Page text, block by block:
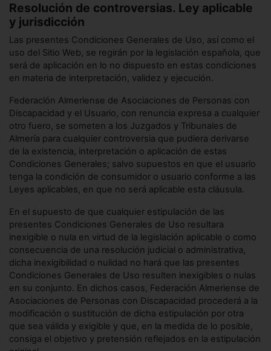
Resolución de controversias. Ley aplicable
y jurisdicción
Las presentes Condiciones Generales de Uso, así como el
uso del Sitio Web, se regirán por la legislación española, que
será de aplicación en lo no dispuesto en estas condiciones
en materia de interpretación, validez y ejecución.
Federación Almeriense de Asociaciones de Personas con
Discapacidad y el Usuario, con renuncia expresa a cualquier
otro fuero, se someten a los Juzgados y Tribunales de
Almería para cualquier controversia que pudiera derivarse
de la existencia, interpretación o aplicación de estas
Condiciones Generales; salvo supuestos en que el usuario
tenga la condición de consumidor o usuario conforme a las
Leyes aplicables, en que no será aplicable esta cláusula.
En el supuesto de que cualquier estipulación de las
presentes Condiciones Generales de Uso resultara
inexigible o nula en virtud de la legislación aplicable o como
consecuencia de una resolución judicial o administrativa,
dicha inexigibilidad o nulidad no hará que las presentes
Condiciones Generales de Uso resulten inexigibles o nulas
en su conjunto. En dichos casos, Federación Almeriense de
Asociaciones de Personas con Discapacidad procederá a la
modificación o sustitución de dicha estipulación por otra
que sea válida y exigible y que, en la medida de lo posible,
consiga el objetivo y pretensión reflejados en la estipulación